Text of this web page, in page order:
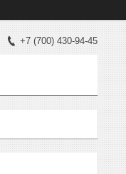
+7 (700) 430-94-45